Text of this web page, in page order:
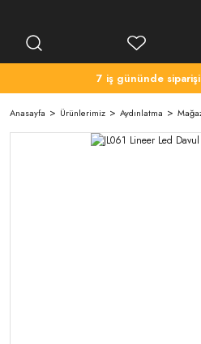
7 iş gününde
Anasayfa Ürünlerimiz Aydınlatma